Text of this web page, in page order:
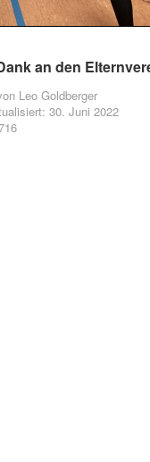
an den
Leo Goldberger
30. Juni 2022